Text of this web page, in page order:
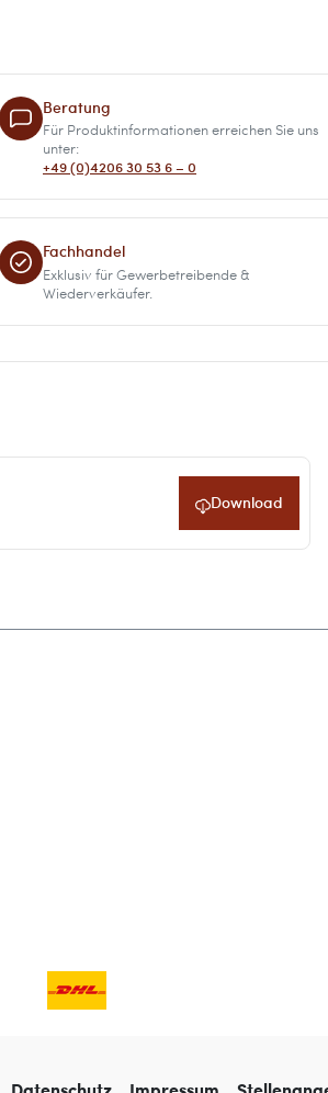
Beratung
Für Produktinformationen erreichen Sie uns
unter:
+49 (0)4206 30 53 6 – 0
Fachhandel
Exklusiv für Gewerbetreibende &
Wiederverkäufer.
Download